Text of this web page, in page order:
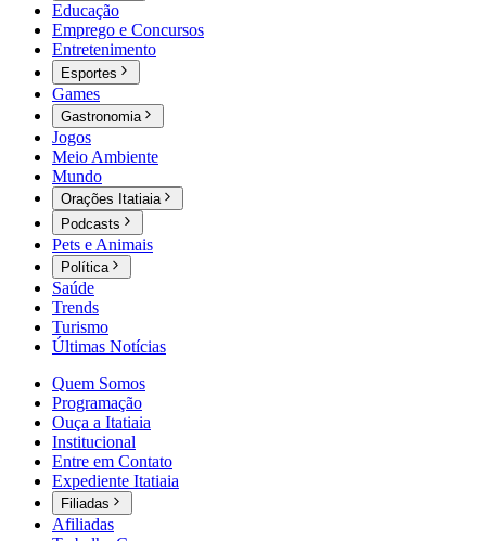
Educação
Emprego e Concursos
Entretenimento
Esportes
Games
Gastronomia
Jogos
Meio Ambiente
Mundo
Orações Itatiaia
Podcasts
Pets e Animais
Política
Saúde
Trends
Turismo
Últimas Notícias
Quem Somos
Programação
Ouça a Itatiaia
Institucional
Entre em Contato
Expediente Itatiaia
Filiadas
Afiliadas